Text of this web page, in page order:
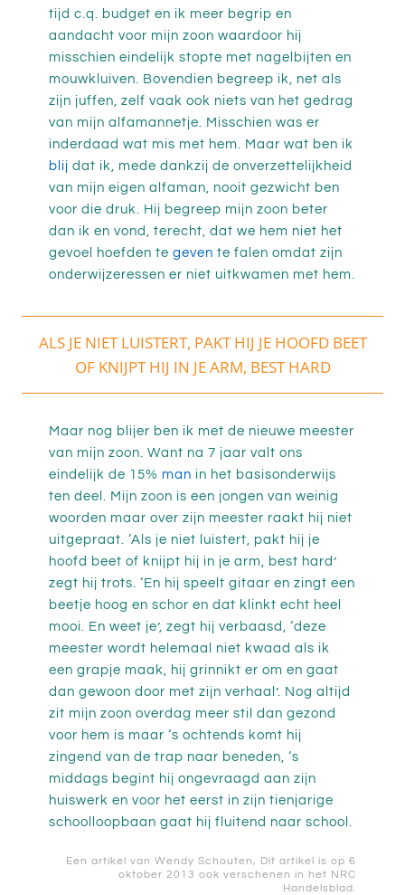
tijd c.q. budget en ik meer begrip en
aandacht voor mijn zoon waardoor hij
misschien eindelijk stopte met nagelbijten en
mouwkluiven. Bovendien begreep ik, net als
zijn juffen, zelf vaak ook niets van het gedrag
van mijn alfamannetje. Misschien was er
inderdaad wat mis met hem. Maar wat ben ik
blij dat ik, mede dankzij de onverzettelijkheid
van mijn eigen alfaman, nooit gezwicht ben
voor die druk. Hij begreep mijn zoon beter
dan ik en vond, terecht, dat we hem niet het
gevoel hoefden te geven te falen omdat zijn
onderwijzeressen er niet uitkwamen met hem.
ALS JE NIET LUISTERT, PAKT HIJ JE HOOFD BEET
OF KNIJPT HIJ IN JE ARM, BEST HARD
Maar nog blijer ben ik met de nieuwe meester
van mijn zoon. Want na 7 jaar valt ons
eindelijk de 15% man in het basisonderwijs
ten deel. Mijn zoon is een jongen van weinig
woorden maar over zijn meester raakt hij niet
uitgepraat. ‘Als je niet luistert, pakt hij je
hoofd beet of knijpt hij in je arm, best hard’
zegt hij trots. ‘En hij speelt gitaar en zingt een
beetje hoog en schor en dat klinkt echt heel
mooi. En weet je’, zegt hij verbaasd, ‘deze
meester wordt helemaal niet kwaad als ik
een grapje maak, hij grinnikt er om en gaat
dan gewoon door met zijn verhaal’. Nog altijd
zit mijn zoon overdag meer stil dan gezond
voor hem is maar ‘s ochtends komt hij
zingend van de trap naar beneden, ‘s
middags begint hij ongevraagd aan zijn
huiswerk en voor het eerst in zijn tienjarige
schoolloopbaan gaat hij fluitend naar school.
Een artikel van Wendy Schouten, Dit artikel is op 6
oktober 2013 ook verschenen in het NRC
Handelsblad.